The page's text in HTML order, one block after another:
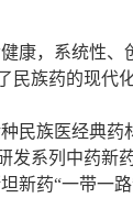
康，系统性、
民族药的现代
民族医经典药
发系列中药新
新药“一带一